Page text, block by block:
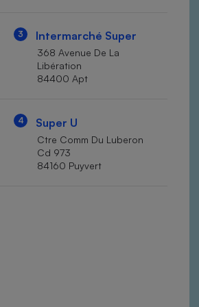
3 Intermarché Super
368 Avenue De La
Libération
84400 Apt
4 Super U
Ctre Comm Du Luberon
Cd 973
84160 Puyvert